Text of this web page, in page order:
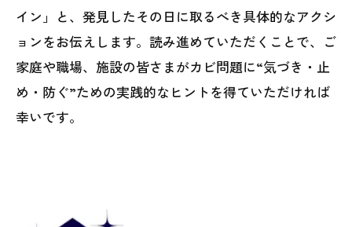
イン」と、発見したその日に取るべき具体的なアクシ
ョンをお伝えします。読み進めていただくことで、ご
家庭や職場、施設の皆さまがカビ問題に“気づき・止
め・防ぐ”ための実践的なヒントを得ていただければ
幸いです。